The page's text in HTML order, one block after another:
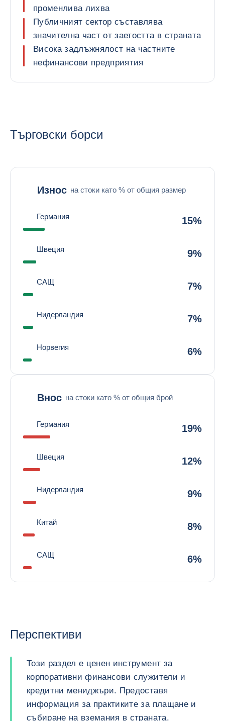
променлива лихва
Публичният сектор съставлява
значителна част от заетостта в страната
Висока задлъжнялост на частните
нефинансови предприятия
Търговски борси
Износ на стоки като % от общия размер
Германия 15%
Швеция 9%
САЩ 7%
Нидерландия 7%
Норвегия 6%
Внос на стоки като % от общия брой
Германия 19%
Швеция 12%
Нидерландия 9%
Китай 8%
САЩ 6%
Перспективи
Този раздел е ценен инструмент за
корпоративни финансови служители и
кредитни мениджъри. Предоставя
информация за практиките за плащане и
събиране на вземания в страната.